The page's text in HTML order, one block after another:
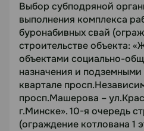
Выбор субподряной
выполнения комплекса
буронабивных свай
строительстве объекта:
объектами социально-
назначения и
квартале
просп.Машерова –
г.Минске». 10-я очередь
(ограждение котлована 1